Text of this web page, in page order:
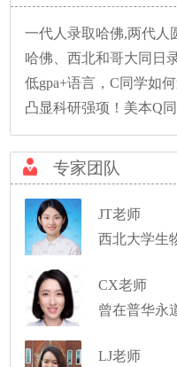
一代人录取哈佛,两代人
哈佛、西北和哥大同日
低gpa+语言，C同学如
专家团队
JT老师
CX老师
LJ老师